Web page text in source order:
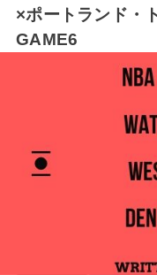
×ポートランド・
GAME6